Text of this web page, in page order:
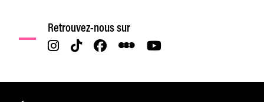
Retrouvez-nous sur